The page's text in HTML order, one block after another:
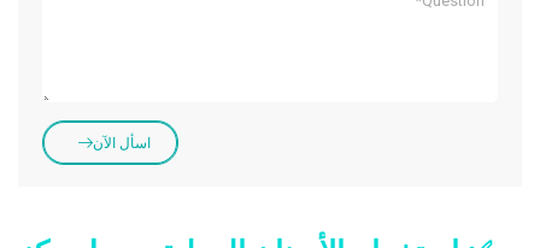
اسأل الآن